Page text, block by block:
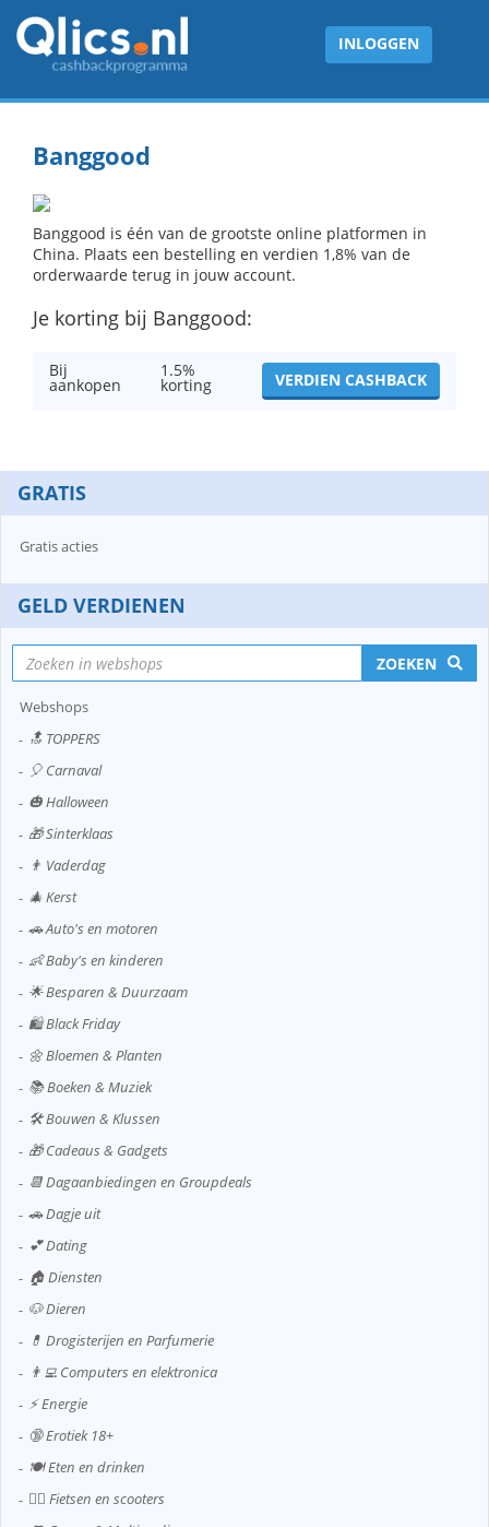
INLOGGEN
Banggood
Banggood is één van de grootste online platformen in
China. Plaats een bestelling en verdien 1,8% van de
orderwaarde terug in jouw account.
Je korting bij Banggood:
Bij
aankopen
1.5%
korting VERDIEN CASHBACK
GRATIS
Gratis acties
GELD VERDIENEN
ZOEKEN
Webshops
🔝 TOPPERS
🎈 Carnaval
🎃 Halloween
🎁 Sinterklaas
👨 Vaderdag
🎄 Kerst
🚗 Auto's en motoren
👶 Baby's en kinderen
🌟 Besparen & Duurzaam
🛍️ Black Friday
🌼 Bloemen & Planten
📚 Boeken & Muziek
🛠️ Bouwen & Klussen
🎁 Cadeaus & Gadgets
📆 Dagaanbiedingen en Groupdeals
🚗 Dagje uit
💕 Dating
🏠 Diensten
🐶 Dieren
💊 Drogisterijen en Parfumerie
👨‍💻 Computers en elektronica
⚡ Energie
🔞 Erotiek 18+
🍽️ Eten en drinken
🚴‍♂️ Fietsen en scooters